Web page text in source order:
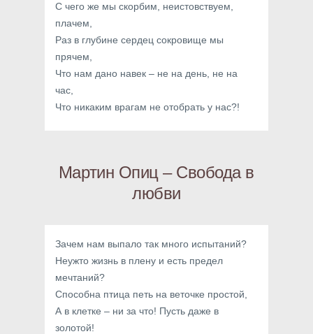
С чего же мы скорбим, неистовствуем,
плачем,
Раз в глубине сердец сокровище мы
прячем,
Что нам дано навек – не на день, не на
час,
Что никаким врагам не отобрать у нас?!
Мартин Опиц – Свобода в
любви
Зачем нам выпало так много испытаний?
Неужто жизнь в плену и есть предел
мечтаний?
Способна птица петь на веточке простой,
А в клетке – ни за что! Пусть даже в
золотой!